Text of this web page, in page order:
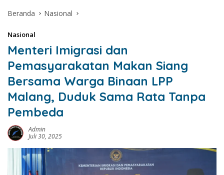
Beranda Nasional
Nasional
Menteri Imigrasi dan
Pemasyarakatan Makan Siang
Bersama Warga Binaan LPP
Malang, Duduk Sama Rata Tanpa
Pembeda
Admin
Juli 30, 2025